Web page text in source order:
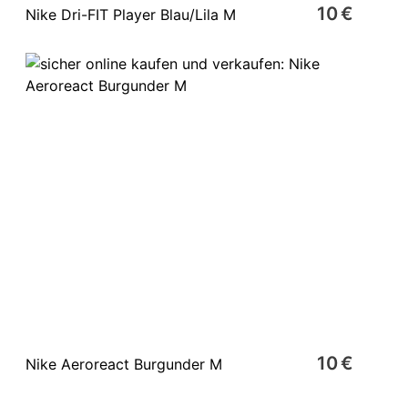
Nike Dri-FIT Player Blau/Lila M 10 €
Nike Aeroreact Burgunder M 10 €